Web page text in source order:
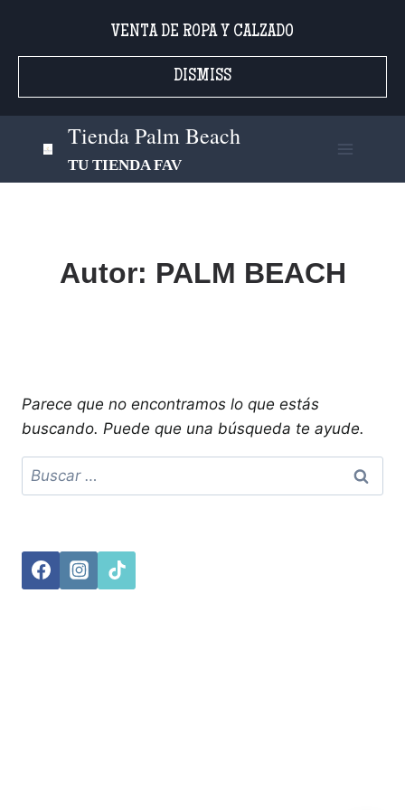
contenido
VENTA DE ROPA Y CALZADO
DISMISS
Tienda Palm Beach
TU TIENDA FAV
Autor: PALM BEACH
Parece que no encontramos lo que estás
buscando. Puede que una búsqueda te ayude.
Buscar: